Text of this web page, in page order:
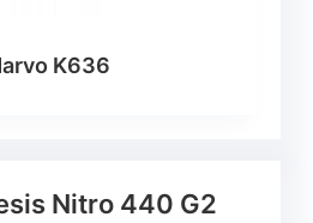
K636
Nitro 440 G2